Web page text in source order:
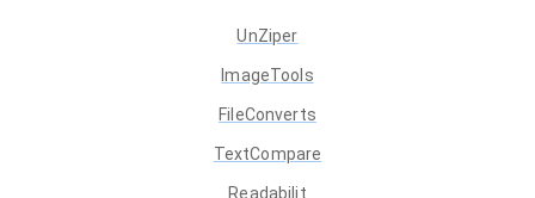
UnZiper
ImageTools
FileConverts
TextCompare
Readabilit